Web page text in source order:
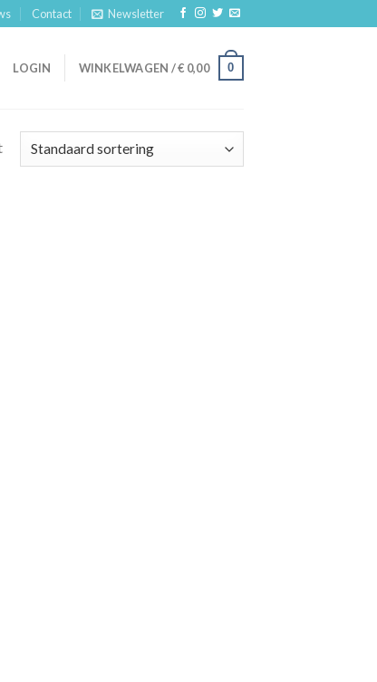
Contact Newsletter
LOGIN WINKELWAGEN /€ 0,00 0